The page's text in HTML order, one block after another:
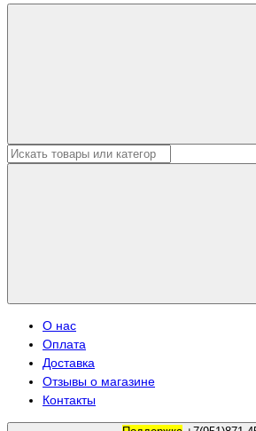
О нас
Оплата
Доставка
Отзывы о магазине
Контакты